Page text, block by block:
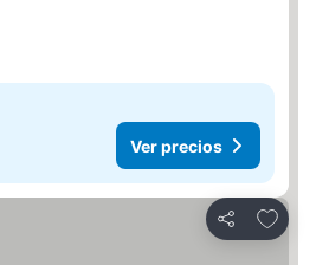
Ver precios
Compartir
Añadir